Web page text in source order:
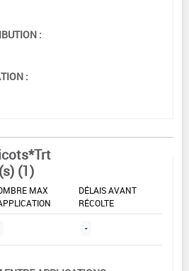
:
:
(1)
MAX
DÉLAIS AVANT
RÉCOLTE
-